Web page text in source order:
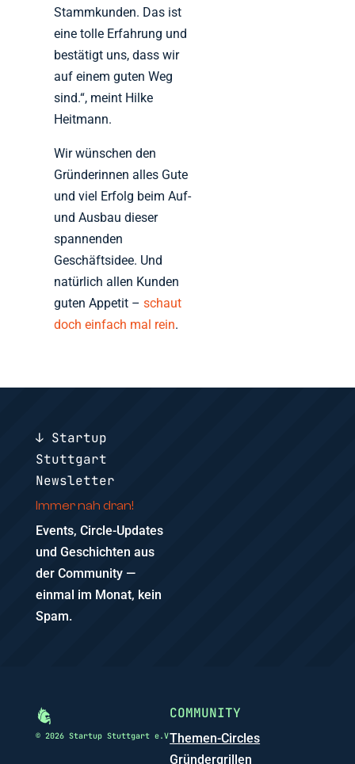
Stammkunden. Das ist
eine tolle Erfahrung und
bestätigt uns, dass wir
auf einem guten Weg
sind.“, meint Hilke
Heitmann.
Wir wünschen den
Gründerinnen alles Gute
und viel Erfolg beim Auf-
und Ausbau dieser
spannenden
Geschäftsidee. Und
natürlich allen Kunden
guten Appetit –schaut
doch einfach mal rein.
↓ Startup
Stuttgart
Newsletter
Immer nah dran!
Events, Circle-Updates
und Geschichten aus
der Community —
einmal im Monat, kein
Spam.
© 2026 Startup Stuttgart e.V
COMMUNITY
Themen-Circles
Gründergrillen